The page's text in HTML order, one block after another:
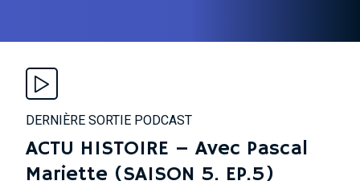
DERNIÈRE SORTIE PODCAST
ACTU HISTOIRE – Avec Pascal
Mariette (SAISON 5. EP.5)